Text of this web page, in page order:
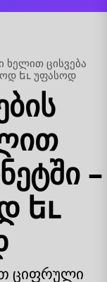
ხელით ცისვება
եւ უფასოდ
–
եւ
ციფრული